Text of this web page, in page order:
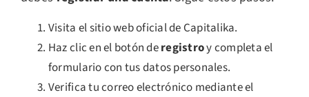
Visita el sitio web oficial de Capitalika.
Haz clic en el botón deregistroy completa el
formulario con tus datos personales.
Verifica tu correo electrónico mediante el